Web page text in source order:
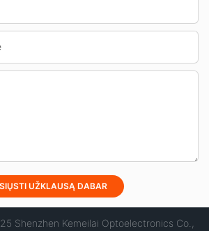
SIŲSTI UŽKLAUSĄ DABAR
Shenzhen Kemeilai Optoelectronics Co.,